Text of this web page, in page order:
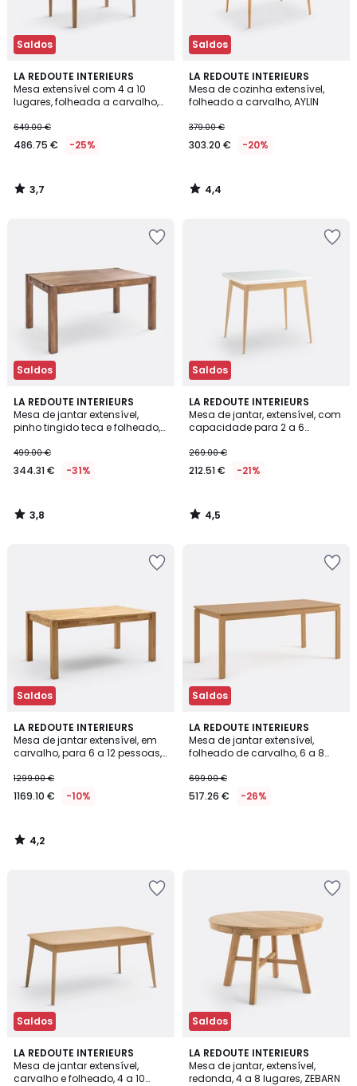
Saldos
LA REDOUTE INTERIEURS
Mesa extensível com 4 a 10
lugares, folheada a carvalho,
649.00 €
486.75 € -25%
3,7
/ 5
3,7
/
Saldos
LA REDOUTE INTERIEURS
Mesa de cozinha extensível,
folheado a carvalho, AYLIN
379.00 €
303.20 € -20%
4,4
/ 5
4,4
/
Saldos
LA REDOUTE INTERIEURS
Mesa de jantar extensível,
pinho tingido teca e folheado,
499.00 €
344.31 € -31%
3,8
/ 5
3,8
/
Saldos
LA REDOUTE INTERIEURS
Mesa de jantar, extensível, com
capacidade para 2 a 6
269.00 €
212.51 € -21%
4,5
/ 5
4,5
/
Saldos
LA REDOUTE INTERIEURS
Mesa de jantar extensível, em
carvalho, para 6 a 12 pessoas,
1299.00 €
1169.10 € -10%
4,2
/ 5
4,2
/
Saldos
LA REDOUTE INTERIEURS
Mesa de jantar extensível,
folheado de carvalho, 6 a 8
699.00 €
517.26 € -26%
Saldos
LA REDOUTE INTERIEURS
Mesa de jantar extensível,
carvalho e folheado, 4 a 10
4,1
/ 5
Saldos
LA REDOUTE INTERIEURS
Mesa de jantar, extensível,
redonda, 4 a 8 lugares, ZEBARN
3,9
/ 5